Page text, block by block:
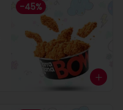
-45%